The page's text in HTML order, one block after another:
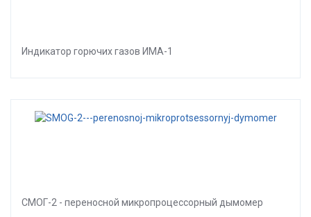
Индикатор горючих газов ИМА-1
СМОГ-2 - переносной микропроцессорный дымомер